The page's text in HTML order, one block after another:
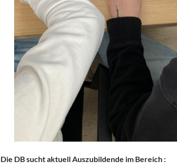
Die DB sucht aktuell Auszubildende im Bereich :